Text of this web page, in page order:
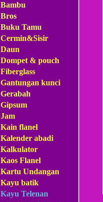
Bambu
Bros
Buku Tamu
Cermin&Sisir
Daun
Dompet & pouch
Fiberglass
Gantungan kunci
Gerabah
Gipsum
Jam
Kain flanel
Kalender abadi
Kalkulator
Kaos Flanel
Kartu Undangan
Kayu batik
Kayu Telenan